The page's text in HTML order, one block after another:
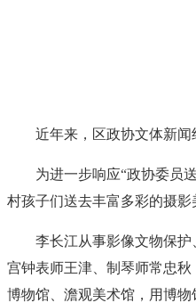
近年来，区政协文体新闻
为进一步响应“政协委员
村孩子们送去丰富多彩的摄影
李长江从事影像文物保
宫钟表师王津、制琴师常忠秋
博物馆、澹观美术馆，用博